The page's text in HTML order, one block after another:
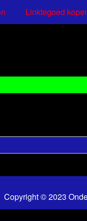
Linktegoed
Copyright © 2023